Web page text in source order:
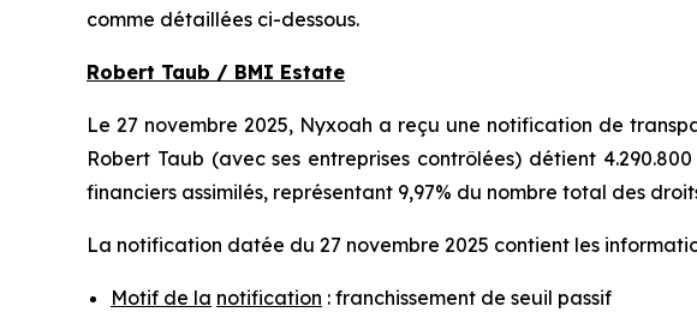
comme détaillées ci-dessous.
Robert Taub / BMI Estate
Le 27 novembre 2025, Nyxoah a reçu une notification de
Robert Taub (avec ses entreprises contrôlées) détient
financiers assimilés, représentant 9,97% du nombre total des
La notification datée du 27 novembre 2025 contient les
Motif de la notification : franchissement de seuil passif